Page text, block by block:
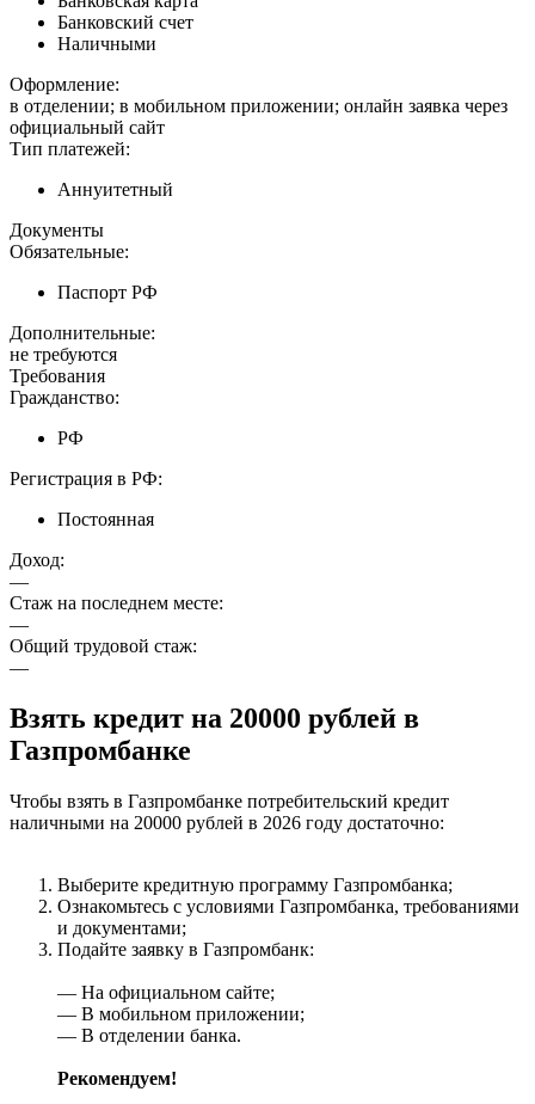
Банковский счет
Наличными
Оформление:
в отделении; в мобильном приложении; онлайн заявка через
официальный сайт
Тип платежей:
Аннуитетный
Документы
Обязательные:
Паспорт РФ
Дополнительные:
не требуются
Требования
Гражданство:
РФ
Регистрация в РФ:
Постоянная
Доход:
—
Стаж на последнем месте:
—
Общий трудовой стаж:
—
Взять кредит на 20000 рублей в
Газпромбанке
Чтобы взять в Газпромбанке потребительский кредит
наличными на 20000 рублей в 2026 году достаточно:
Выберите кредитную программу Газпромбанка;
Ознакомьтесь с условиями Газпромбанка, требованиями
и документами;
Подайте заявку в Газпромбанк:
— На официальном сайте;
— В мобильном приложении;
— В отделении банка.
Рекомендуем!